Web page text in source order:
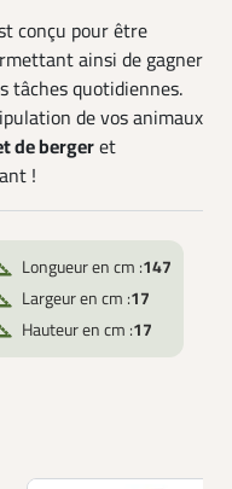
conçu pour être
ainsi de gagner
tâches quotidiennes.
de vos animaux
de bergeret
!
Longueur en cm :147
Largeur en cm :17
Hauteur en cm :17